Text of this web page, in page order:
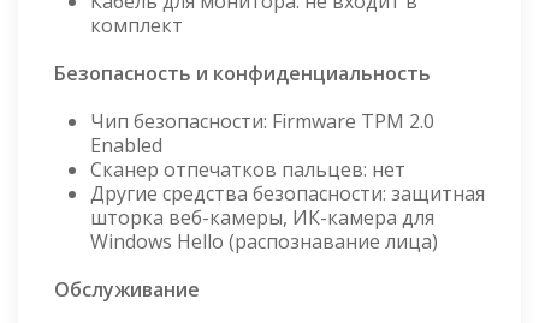
комплект
Безопасность и конфиденциальность
Чип безопасности: Firmware TPM 2.0
Enabled
Сканер отпечатков пальцев: нет
Другие средства безопасности: защитная
шторка веб-камеры, ИК-камера для
Windows Hello (распознавание лица)
Обслуживание